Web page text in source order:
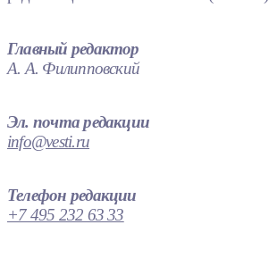
Главный редактор
А. А. Филипповский
Эл. почта редакции
info@vesti.ru
Телефон редакции
+7 495 232 63 33